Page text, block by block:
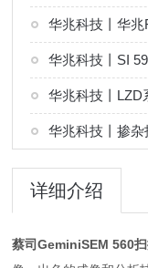
华兆科技丨华
华兆科技丨SI
华兆科技丨LZD
华兆科技丨掺
详细介绍
蔡司GeminiSEM 560